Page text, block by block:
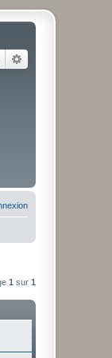
Rechercher
1 sur 1